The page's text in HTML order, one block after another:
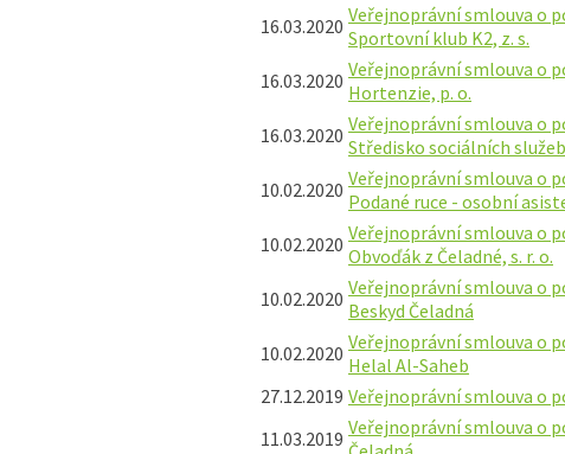
16.03.2020 Veřejnoprávní smlouva o
Sportovní klub K2, z. s.
16.03.2020 Veřejnoprávní smlouva o
Hortenzie, p. o.
16.03.2020 Veřejnoprávní smlouva o
Středisko sociálních
10.02.2020 Veřejnoprávní smlouva o
Podané ruce - osobní
10.02.2020 Veřejnoprávní smlouva o
Obvoďák z Čeladné, s. r. o.
10.02.2020 Veřejnoprávní smlouva o
Beskyd Čeladná
10.02.2020 Veřejnoprávní smlouva o
Helal Al-Saheb
27.12.2019 Veřejnoprávní smlouva o
11.03.2019 Veřejnoprávní smlouva o